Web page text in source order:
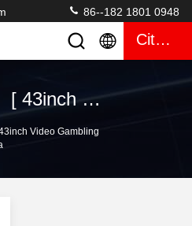
86--182 1801 0948
Citações
Palavras-chave [ 43inch video gambling machines ] Compatibilidade 1 produtos
Video Gambling